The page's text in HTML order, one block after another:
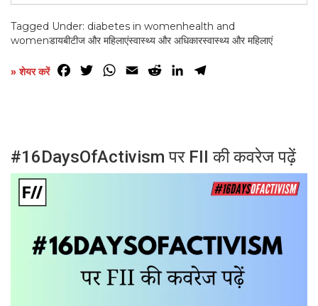
Tagged Under: diabetes in womenhealth and
womenडायबीटीज और महिलाएंस्वास्थ्य और अधिकारस्वास्थ्य और महिलाएं
» शेयर करें Facebook
TwitterWhatsApp
Email RedditLinkedIn
#16DaysOfActivism पर FII की कवरेज पढ़ें